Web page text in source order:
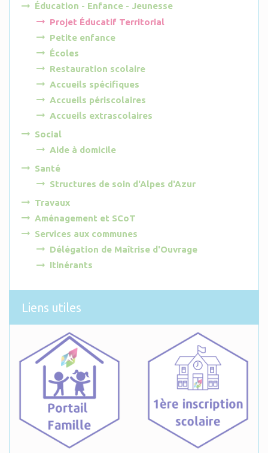
Éducation - Enfance - Jeunesse
Projet Éducatif Territorial
Petite enfance
Écoles
Restauration scolaire
Accueils spécifiques
Accueils périscolaires
Accueils extrascolaires
Social
Aide à domicile
Santé
Structures de soin d'Alpes d'Azur
Travaux
Aménagement et SCoT
Services aux communes
Délégation de Maîtrise d'Ouvrage
Itinérants
Liens utiles